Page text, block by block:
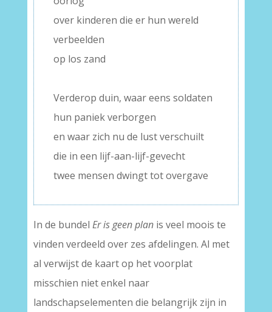
over kinderen die er hun wereld
verbeelden
op los zand
Verderop duin, waar eens soldaten
hun paniek verborgen
en waar zich nu de lust verschuilt
die in een lijf-aan-lijf-gevecht
twee mensen dwingt tot overgave
In de bundel Er is geen planis veel moois te
vinden verdeeld over zes afdelingen. Al met
al verwijst de kaart op het voorplat
misschien niet enkel naar
landschapselementen die belangrijk zijn in